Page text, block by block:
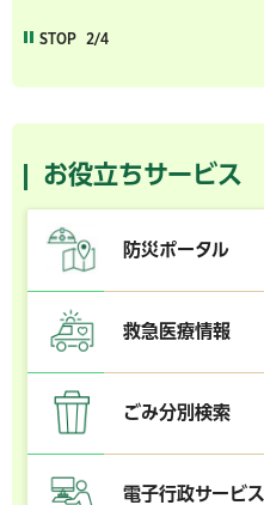
STOP 2/4
お役立ちサービス
防災ポータル
救急医療情報
ごみ分別検索
電子行政サービス